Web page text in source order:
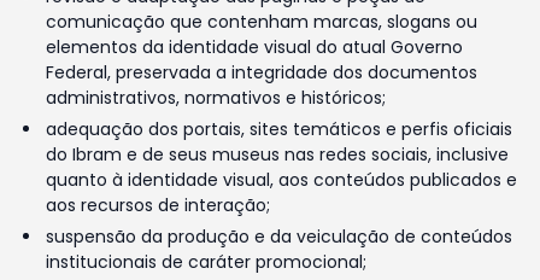
comunicação que contenham marcas, slogans ou
elementos da identidade visual do atual Governo
Federal, preservada a integridade dos documentos
administrativos, normativos e históricos;
adequação dos portais, sites temáticos e perfis oficiais
do Ibram e de seus museus nas redes sociais, inclusive
quanto à identidade visual, aos conteúdos publicados e
aos recursos de interação;
suspensão da produção e da veiculação de conteúdos
institucionais de caráter promocional;